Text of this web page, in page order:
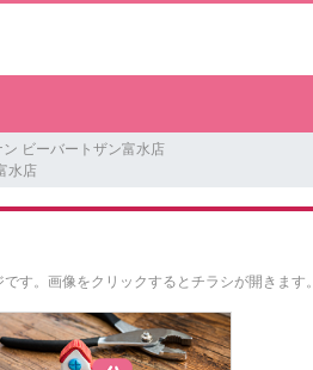
ン ビーバートザン富水店
水店
す。 画像をクリックするとチラシが開きます。